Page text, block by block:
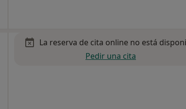
La reserva de cita online no está
Pedir una cita